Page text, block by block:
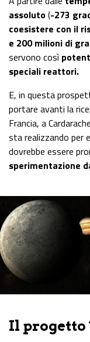
assoluto(-273
coesistere con il
e 200 milioni di
servono così
speciali reattori.
E, in questa
portare avanti la
Francia, a
sta realizzando per
dovrebbe essere
sperimentazione
Il progetto